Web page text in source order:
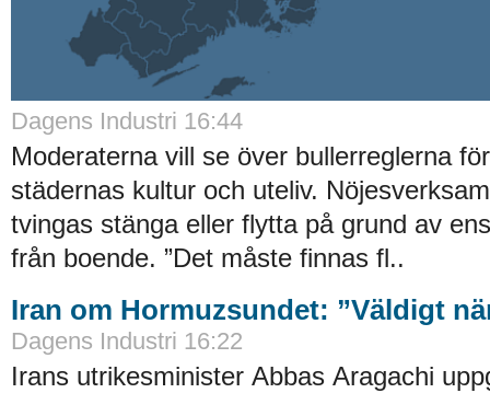
Dagens Industri 16:44
Moderaterna vill se över bullerreglerna
städernas kultur och uteliv.
tvingas stänga eller flytta på grund av
från boende. ”Det måste finnas fl..
Iran om Hormuzsundet: ”Väldigt
Dagens Industri 16:22
Irans utrikesminister Abbas Aragachi